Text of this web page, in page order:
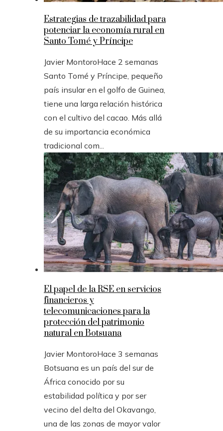
Estrategias de trazabilidad para
potenciar la economía rural en
Santo Tomé y Príncipe
Javier MontoroHace 2 semanas
Santo Tomé y Príncipe, pequeño
país insular en el golfo de Guinea,
tiene una larga relación histórica
con el cultivo del cacao. Más allá
de su importancia económica
tradicional com...
El papel de la RSE en servicios
financieros y
telecomunicaciones para la
protección del patrimonio
natural en Botsuana
Javier MontoroHace 3 semanas
Botsuana es un país del sur de
África conocido por su
estabilidad política y por ser
vecino del delta del Okavango,
una de las zonas de mayor valor